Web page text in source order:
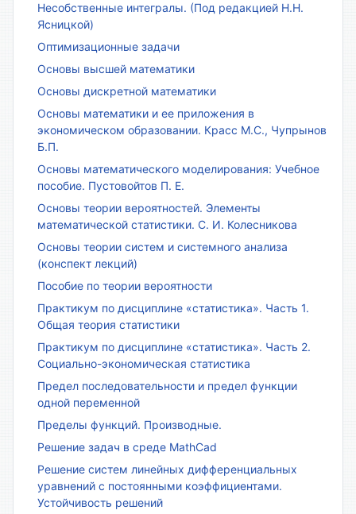
Несобственные интегралы. (Под редакцией Н.Н.
Ясницкой)
Оптимизационные задачи
Основы высшей математики
Основы дискретной математики
Основы математики и ее приложения в
экономическом образовании. Красс М.С., Чупрынов
Б.П.
Основы математического моделирования: Учебное
пособие. Пустовойтов П. Е.
Основы теории вероятностей. Элементы
математической статистики. С. И. Колесникова
Основы теории систем и системного анализа
(конспект лекций)
Пособие по теории вероятности
Практикум по дисциплине «статистика». Часть 1.
Общая теория статистики
Практикум по дисциплине «статистика». Часть 2.
Социально-экономическая статистика
Предел последовательности и предел функции
одной переменной
Пределы функций. Производные.
Решение задач в среде MathCad
Решение систем линейных дифференциальных
уравнений с постоянными коэффициентами.
Устойчивость решений